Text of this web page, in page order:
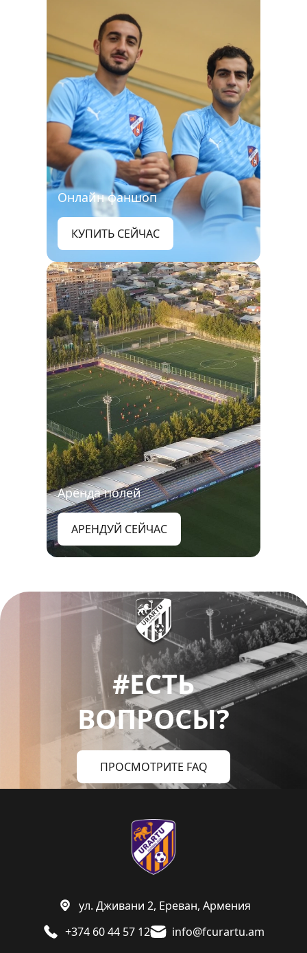
Онлайн фаншоп
КУПИТЬ СЕЙЧАС
Аренда полей
АРЕНДУЙ СЕЙЧАС
#ЕСТЬ
ВОПРОСЫ?
ПРОСМОТРИТЕ FAQ
+374 60 44 57 12 info@fcurartu.am
ул. Дживани 2, Ереван, Армения